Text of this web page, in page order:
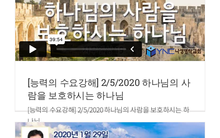
[능력의 수요강해] 2/5/2020 하나님의 사
람을 보호하시는 하나님
[능력의 수요강해] 2/5/2020 하나님의 사람을 보호하시는 하
나님
말씀: 박은성 목사